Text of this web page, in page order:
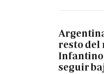
resto del
seguir